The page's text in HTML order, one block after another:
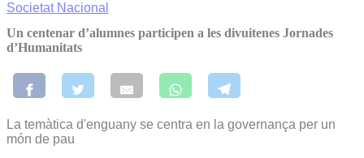
Societat Nacional
Un centenar d’alumnes participen a les divuitenes Jornades
d’Humanitats
La temàtica d'enguany se centra en la governança per un
món de pau